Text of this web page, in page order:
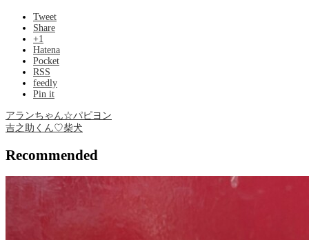
Tweet
Share
+1
Hatena
Pocket
RSS
feedly
Pin it
アランちゃん☆パピヨン
吉之助くん♡‬柴犬
Recommended